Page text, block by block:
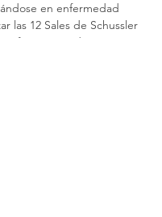
en enfermedad
las 12 Sales de Schussler
en padecimientos